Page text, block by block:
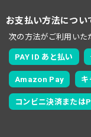
お支払い方法につい
次の方法がご利用いた
PAY ID あと払い
Amazon Pay キ
コンビニ決済または